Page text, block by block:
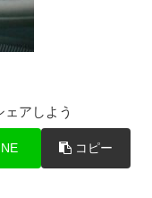
アしよう
コピー